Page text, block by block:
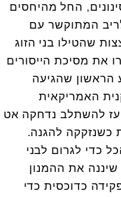
החל מהיחסים
המתוקשר עם
שהטילו בני הזוג
את מסיכת הייסורים
שהגיעה
האמריקאית
להשתלב נדחקה אט
כשנזקקה להגנה.
כדי לגרום לבני
את ההמנון
כדוכסית כדי